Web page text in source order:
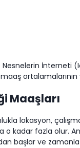
Maaşları
lokasyon,
o kadar fazla olur.
başlar ve zamanla